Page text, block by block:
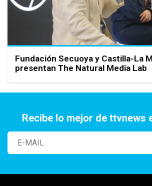
Fundación Secuoya y Castilla-La
presentan The Natural Media Lab
Recibe lo mejor de ttvnews